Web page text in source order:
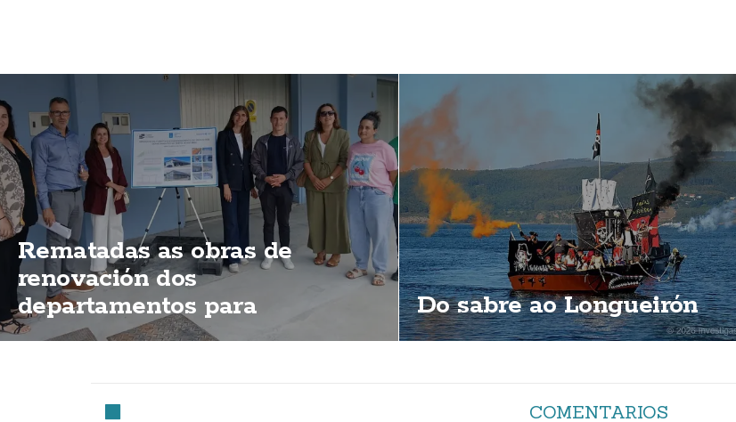
Rematadas as obras de
renovación dos
departamentos para
mariñeiros do porto de
Do sabre ao Longueirón
COMENTARIOS